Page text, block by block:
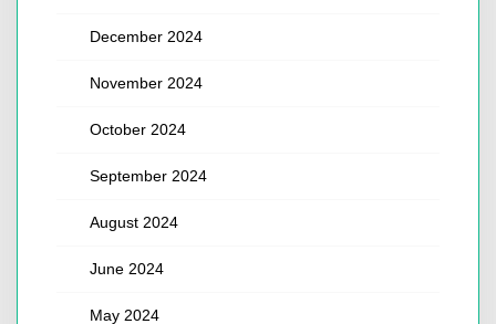
December 2024
November 2024
October 2024
September 2024
August 2024
June 2024
May 2024